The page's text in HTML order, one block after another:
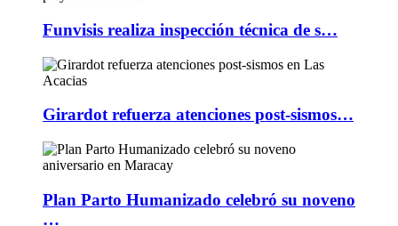
Funvisis realiza inspección técnica de s…
Girardot refuerza atenciones post-sismos…
Plan Parto Humanizado celebró su noveno
…